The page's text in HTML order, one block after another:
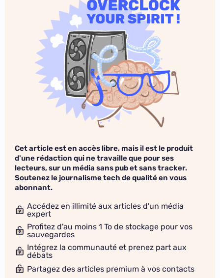
Cet article est en accès libre, mais il est le produit
d'une rédaction qui ne travaille que pour ses
lecteurs, sur un média sans pub et sans tracker.
Soutenez le journalisme tech de qualité en vous
abonnant.
Accédez en illimité aux articles d'un média
expert
Profitez d'au moins 1 To de stockage pour vos
sauvegardes
Intégrez la communauté et prenez part aux
débats
Partagez des articles premium à vos contacts